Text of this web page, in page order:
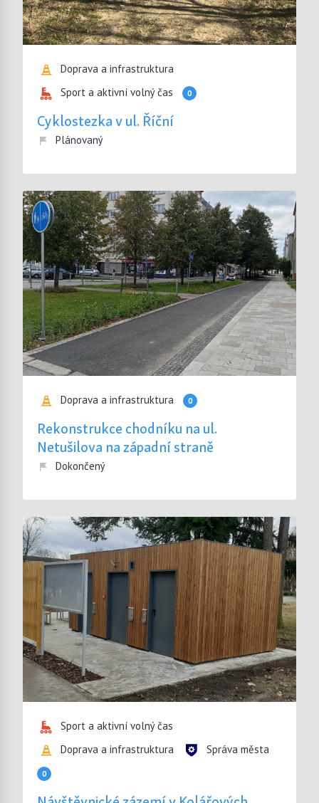
Doprava a infrastruktura
Sport a aktivní volný čas
0
Cyklostezka v ul. Říční
Plánovaný
Doprava a infrastruktura 0
Rekonstrukce chodníku na ul.
Netušilova na západní straně
Dokončený
Sport a aktivní volný čas
Doprava a infrastruktura
Správa města
0